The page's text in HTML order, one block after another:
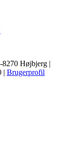
Højbjerg |
| Brugerprofil